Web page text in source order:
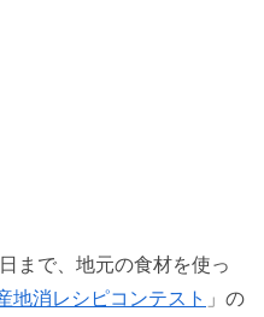
まで、地元の食材を使っ
地消レシピコンテスト 」の